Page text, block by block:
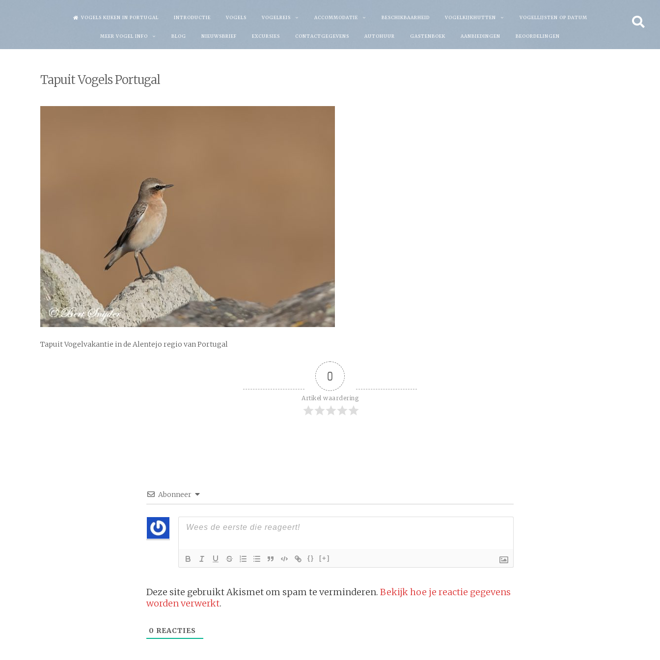
VOGELS KIJKEN IN PORTUGAL INTRODUCTIE VOGELS VOGELREIS ACCOMMODATIE BESCHIKBAARHEID VOGELKIJKHUTTEN VOGELLIJSTEN OP DATUM
MEER VOGEL INFO BLOG NIEUWSBRIEF EXCURSIES CONTACTGEGEVENS AUTOHUUR GASTENBOEK AANBIEDINGEN BEOORDELINGEN
Tapuit Vogels Portugal
Tapuit Vogelvakantie in de Alentejo regio van Portugal
0
Artikel waardering
Abonneer
{} [+]
Deze site gebruikt Akismet om spam te verminderen. Bekijk hoe je reactie gegevens
worden verwerkt.
0 REACTIES